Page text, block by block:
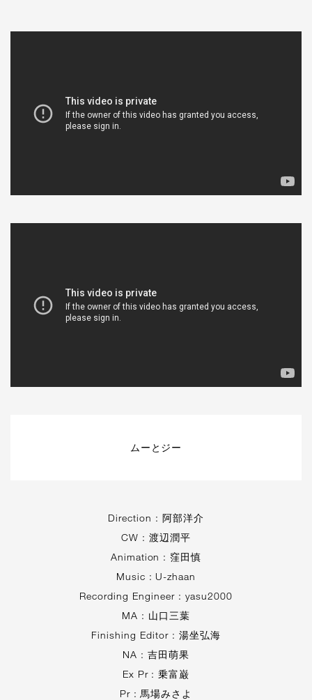
ムーとジー
Direction : 阿部洋介
CW : 渡辺潤平
Animation : 窪田慎
Music : U-zhaan
Recording Engineer : yasu2000
MA : 山口三葉
Finishing Editor : 湯坐弘海
NA : 吉田萌果
Ex Pr : 乗富巌
Pr : 馬場みさよ